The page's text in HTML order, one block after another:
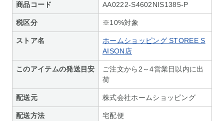
商品コード AA0222-S4602NIS1385-P
税区分 ※10%対象
ストア名
ホームショッピング STOREE S
AISON店
このアイテムの発送目安
ご注文から2～4営業日以内に出
荷
配送元 株式会社ホームショッピング
配送方法 宅配便